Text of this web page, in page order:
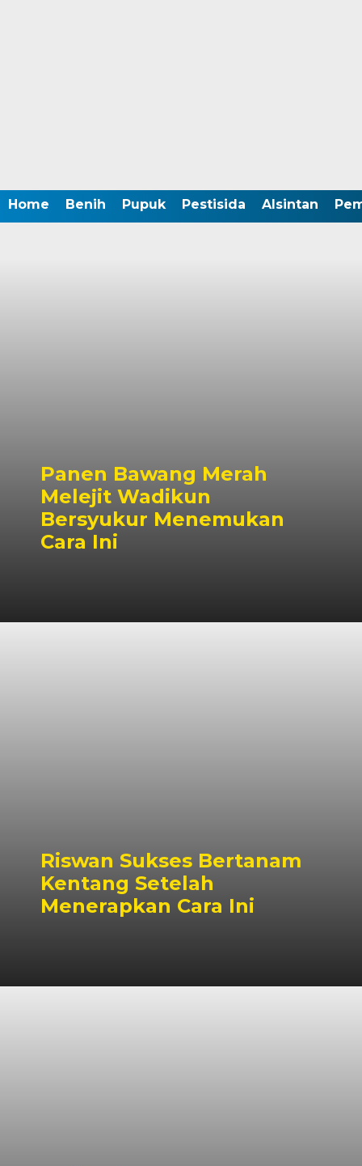
Home Benih Pupuk Pestisida Alsintan
Panen Bawang Merah
Melejit Wadikun
Bersyukur Menemukan
Cara Ini
Riswan Sukses Bertanam
Kentang Setelah
Menerapkan Cara Ini